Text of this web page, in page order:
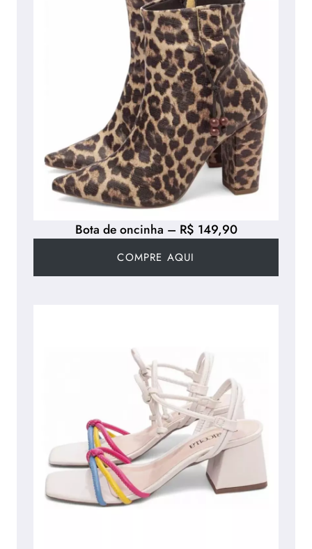
Bota de oncinha – R$ 149,90
COMPRE AQUI